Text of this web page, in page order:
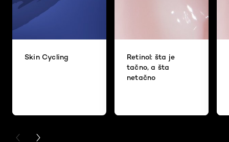
Skin Cycling
Retinol: šta je
tačno, a šta
netačno
PREVIOUS CARD
NEXT CARD